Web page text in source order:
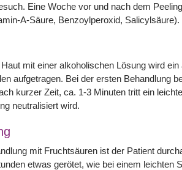
Eine Woche vor und nach dem
A-Säure, Benzoylperoxid, Salicylsäure).
mit einer alkoholischen Lösung wird
aufgetragen. Bei der ersten Behandlung
kurzer Zeit, ca. 1-3 Minuten tritt ein
neutralisiert wird.
mit Fruchtsäuren ist der Patient
etwas gerötet, wie bei einem